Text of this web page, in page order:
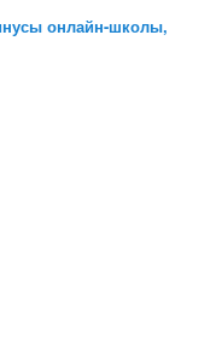
онлайн-школы,